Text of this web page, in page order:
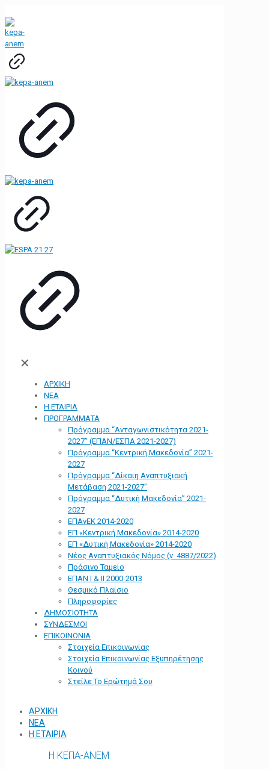
✕
ΑΡΧΙΚΗ
ΝΕΑ
Η ΕΤΑΙΡΙΑ
ΠΡΟΓΡΑΜΜΑΤΑ
Πρόγραμμα “Ανταγωνιστικότητα 2021-
2027” (ΕΠΑΝ/ΕΣΠΑ 2021-2027)
Πρόγραμμα “Κεντρική Μακεδονία” 2021-
2027
Πρόγραμμα “Δίκαιη Αναπτυξιακή
Μετάβαση 2021-2027”
Πρόγραμμα “Δυτική Μακεδονία” 2021-
2027
ΕΠΑνΕΚ 2014-2020
ΕΠ «Kεντρική Μακεδονία» 2014-2020
ΕΠ «Δυτική Μακεδονία» 2014-2020
Νέος Αναπτυξιακός Νόμος (ν. 4887/2022)
Πράσινο Ταμείο
ΕΠΑΝ Ι & ΙΙ 2000-2013
Θεσμικό Πλαίσιο
Πληροφορίες
ΔΗΜΟΣΙΟΤΗΤΑ
ΣΥΝΔΕΣΜΟΙ
ΕΠΙΚΟΙΝΩΝΙΑ
Στοιχεία Επικοινωνίας
Στοιχεία Επικοινωνίας Εξυπηρέτησης
Κοινού
Στείλε Το Ερώτημά Σου
ΑΡΧΙΚΗ
ΝΕΑ
Η ΕΤΑΙΡΙΑ
Η ΚΕΠΑ-ΑΝΕΜ